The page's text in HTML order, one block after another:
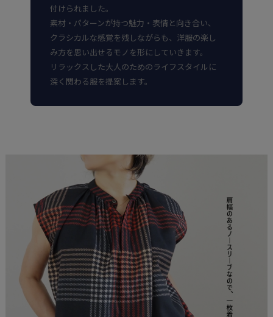
付けられました。
素材・パターンが持つ魅力・表情と向き合い、
クラシカルな感覚を残しながらも、洋服の楽し
み方を思い出せるモノを形にしていきます。
リラックスした大人のためのライフスタイルに
深く関わる服を提案します。